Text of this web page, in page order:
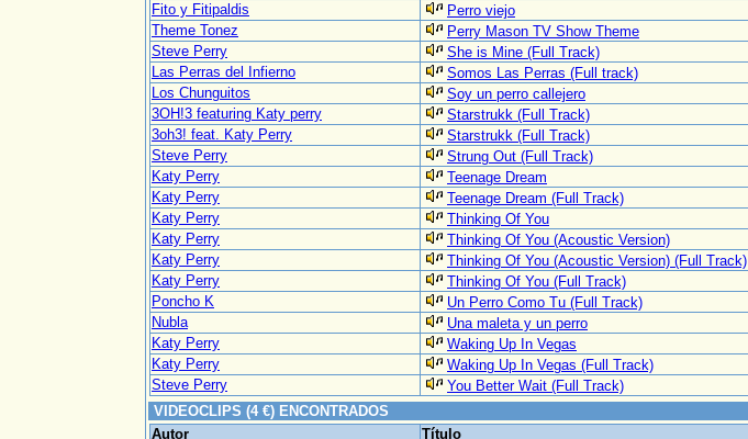
Fito y Fitipaldis
Perro viejo
Theme Tonez
Perry Mason TV Show Theme
Steve Perry
She is Mine (Full Track)
Las Perras del Infierno
Somos Las Perras (Full track)
Los Chunguitos
Soy un perro callejero
3OH!3 featuring Katy perry
Starstrukk (Full Track)
3oh3! feat. Katy Perry
Starstrukk (Full Track)
Steve Perry
Strung Out (Full Track)
Katy Perry
Teenage Dream
Katy Perry
Teenage Dream (Full Track)
Katy Perry
Thinking Of You
Katy Perry
Thinking Of You (Acoustic Version)
Katy Perry
Thinking Of You (Acoustic Version) (Full Track)
Katy Perry
Thinking Of You (Full Track)
Poncho K
Un Perro Como Tu (Full Track)
Nubla
Una maleta y un perro
Katy Perry
Waking Up In Vegas
Katy Perry
Waking Up In Vegas (Full Track)
Steve Perry
You Better Wait (Full Track)
VIDEOCLIPS (4 €) ENCONTRADOS
Autor
Título